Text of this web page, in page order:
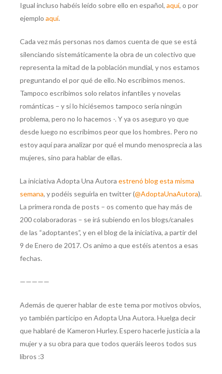
Igual incluso habéis leído sobre ello en español, aquí, o por
ejemplo aquí.
Cada vez más personas nos damos cuenta de que se está
silenciando sistemáticamente la obra de un colectivo que
representa la mitad de la población mundial, y nos estamos
preguntando el por qué de ello. No escribimos menos.
Tampoco escribimos solo relatos infantiles y novelas
románticas – y si lo hiciésemos tampoco sería ningún
problema, pero no lo hacemos -. Y ya os aseguro yo que
desde luego no escribimos peor que los hombres. Pero no
estoy aquí para analizar por qué el mundo menosprecia a las
mujeres, sino para hablar de ellas.
La iniciativa Adopta Una Autora estrenó blog esta misma
semana, y podéis seguirla en twitter (@AdoptaUnaAutora).
La primera ronda de posts – os comento que hay más de
200 colaboradoras – se irá subiendo en los blogs/canales
de las “adoptantes”, y en el blog de la iniciativa, a partir del
9 de Enero de 2017. Os animo a que estéis atentos a esas
fechas.
—————
Además de querer hablar de este tema por motivos obvios,
yo también participo en Adopta Una Autora. Huelga decir
que hablaré de Kameron Hurley. Espero hacerle justicia a la
mujer y a su obra para que todos queráis leeros todos sus
libros :3